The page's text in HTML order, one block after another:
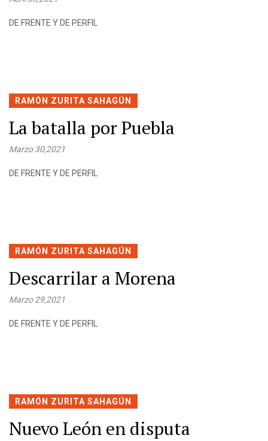
DE FRENTE Y DE PERFIL
RAMÓN ZURITA SAHAGÚN
La batalla por Puebla
Marzo 30,2021
DE FRENTE Y DE PERFIL
RAMÓN ZURITA SAHAGÚN
Descarrilar a Morena
Marzo 29,2021
DE FRENTE Y DE PERFIL
RAMÓN ZURITA SAHAGÚN
Nuevo León en disputa